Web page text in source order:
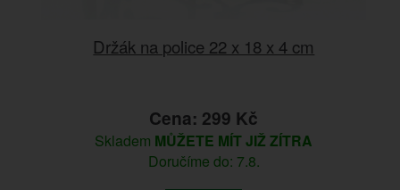
Držák na police 22 x 18 x 4 cm
Cena: 299 Kč
Skladem MŮŽETE MÍT JIŽ ZÍTRA
Doručíme do: 7.8.